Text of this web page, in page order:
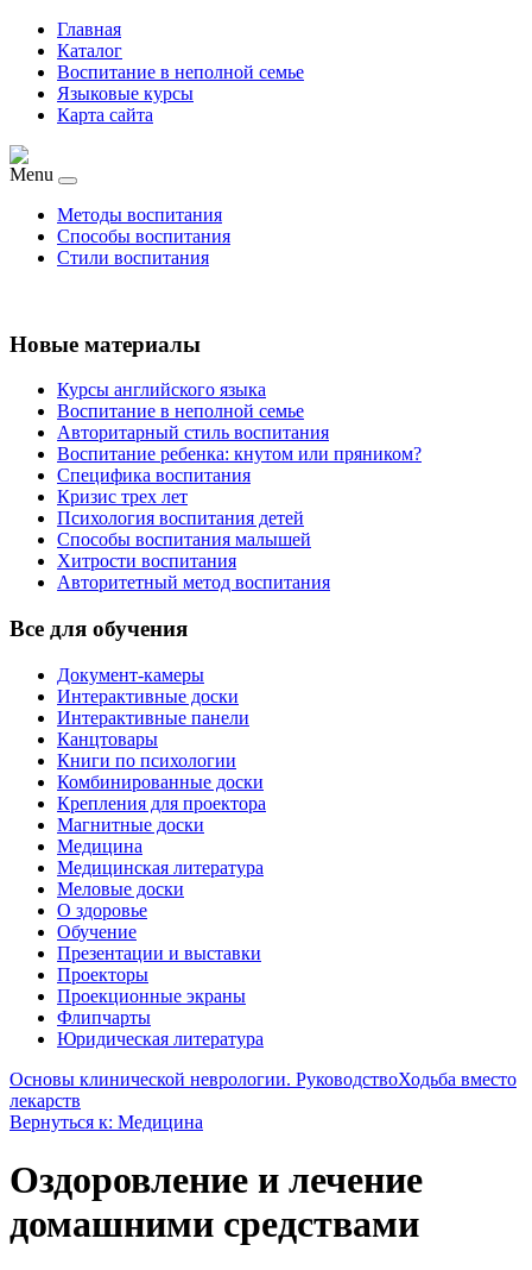
Главная
Каталог
Воспитание в неполной семье
Языковые курсы
Карта сайта
Menu
Методы воспитания
Способы воспитания
Стили воспитания
Новые материалы
Курсы английского языка
Воспитание в неполной семье
Авторитарный стиль воспитания
Воспитание ребенка: кнутом или пряником?
Специфика воспитания
Кризис трех лет
Психология воспитания детей
Способы воспитания малышей
Хитрости воспитания
Авторитетный метод воспитания
Все для обучения
Документ-камеры
Интерактивные доски
Интерактивные панели
Канцтовары
Книги по психологии
Комбинированные доски
Крепления для проектора
Магнитные доски
Медицина
Медицинская литература
Меловые доски
О здоровье
Обучение
Презентации и выставки
Проекторы
Проекционные экраны
Флипчарты
Юридическая литература
Основы клинической неврологии. РуководствоХодьба вместо
лекарств
Вернуться к: Медицина
Оздоровление и лечение
домашними средствами